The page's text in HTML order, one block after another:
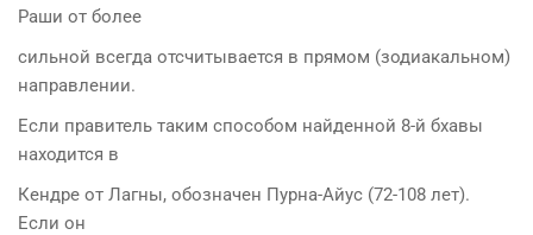
Раши от более
сильной всегда отсчитывается в прямом (зодиакальном)
направлении.
Если правитель таким способом найденной 8-й бхавы
находится в
Кендре от Лагны, обозначен Пурна-Айус (72-108 лет).
Если он